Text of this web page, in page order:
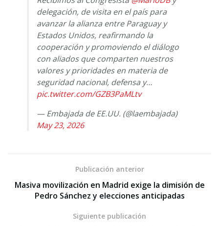
delegación, de visita en el país para
avanzar la alianza entre Paraguay y
Estados Unidos, reafirmando la
cooperación y promoviendo el diálogo
con aliados que comparten nuestros
valores y prioridades en materia de
seguridad nacional, defensa y…
pic.twitter.com/GZB3PaMLtv
— Embajada de EE.UU. (@laembajada)
May 23, 2026
Publicación anterior
Masiva movilización en Madrid exige la dimisión de
Pedro Sánchez y elecciones anticipadas
Siguiente publicación